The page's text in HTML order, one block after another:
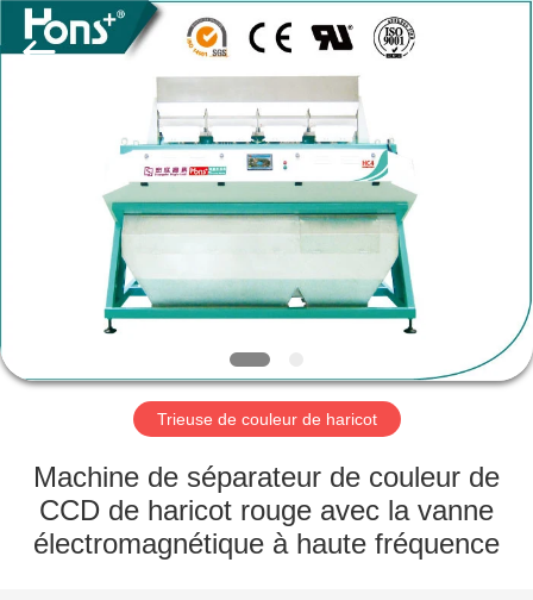
PRODUITS
SUJET
DE
NOUS
VISITE
D'USINE
Hongshi
Optoelectronic
High-
tech
Trieuse de couleur de haricot
Machine de séparateur de couleur de
CCD de haricot rouge avec la vanne
électromagnétique à haute fréquence